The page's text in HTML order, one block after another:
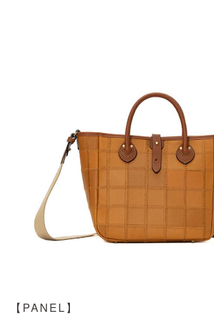
【PANEL】